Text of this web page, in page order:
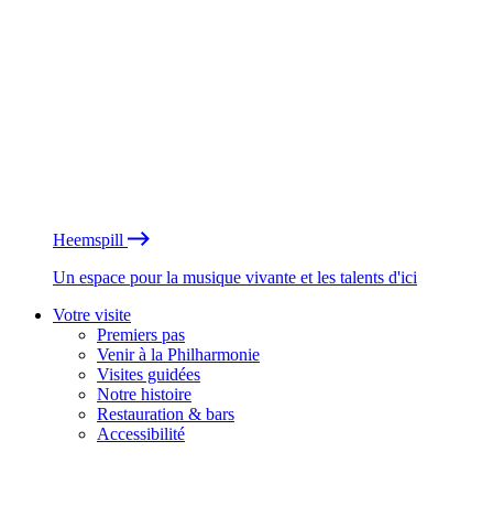
Heemspill
Un espace pour la musique vivante et les talents d'ici
Votre visite
Premiers pas
Venir à la Philharmonie
Visites guidées
Notre histoire
Restauration & bars
Accessibilité